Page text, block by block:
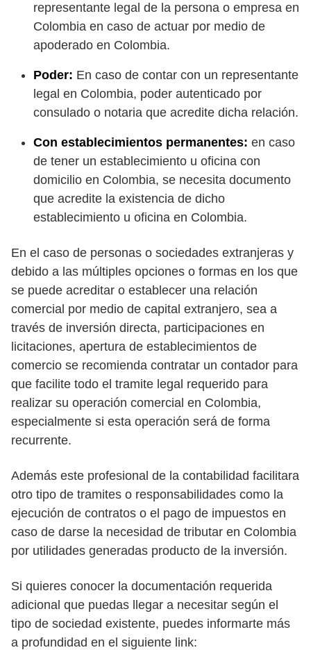
representante legal de la persona o empresa en
Colombia en caso de actuar por medio de
apoderado en Colombia.
Poder: En caso de contar con un representante
legal en Colombia, poder autenticado por
consulado o notaria que acredite dicha relación.
Con establecimientos permanentes: en caso
de tener un establecimiento u oficina con
domicilio en Colombia, se necesita documento
que acredite la existencia de dicho
establecimiento u oficina en Colombia.
En el caso de personas o sociedades extranjeras y
debido a las múltiples opciones o formas en los que
se puede acreditar o establecer una relación
comercial por medio de capital extranjero, sea a
través de inversión directa, participaciones en
licitaciones, apertura de establecimientos de
comercio se recomienda contratar un contador para
que facilite todo el tramite legal requerido para
realizar su operación comercial en Colombia,
especialmente si esta operación será de forma
recurrente.
Además este profesional de la contabilidad facilitara
otro tipo de tramites o responsabilidades como la
ejecución de contratos o el pago de impuestos en
caso de darse la necesidad de tributar en Colombia
por utilidades generadas producto de la inversión.
Si quieres conocer la documentación requerida
adicional que puedas llegar a necesitar según el
tipo de sociedad existente, puedes informarte más
a profundidad en el siguiente link: